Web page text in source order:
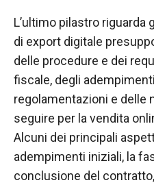
L’ultimo pilastro riguarda
di export digitale
delle procedure e dei
fiscale, degli
regolamentazioni e delle
seguire per la vendita
Alcuni dei principali
adempimenti iniziali, la
conclusione del